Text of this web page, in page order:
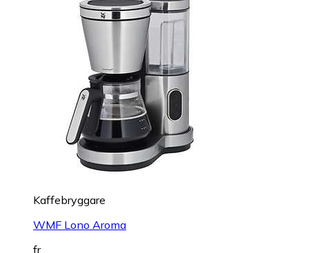
Kaffebryggare
WMF Lono Aroma
fr.